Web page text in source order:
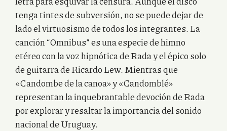
tenga tintes de subversión, no se puede dejar de
lado el virtuosismo de todos los integrantes. La
canción “Omnibus” es una especie de himno
etéreo con la voz hipnótica de Rada y el épico solo
de guitarra de Ricardo Lew. Mientras que
«Candombe de la canoa» y «Candomblé»
representan la inquebrantable devoción de Rada
por explorar y resaltar la importancia del sonido
nacional de Uruguay.